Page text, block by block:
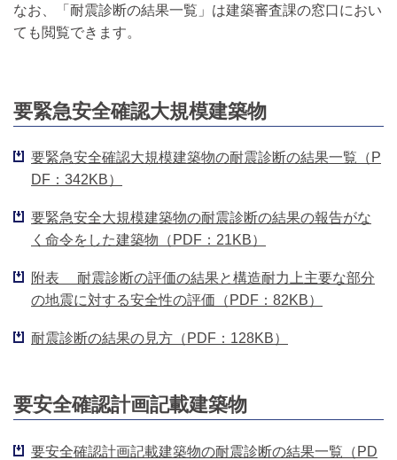
なお、「耐震診断の結果一覧」は建築審査課の窓口におい
ても閲覧できます。
要緊急安全確認大規模建築物
要緊急安全確認大規模建築物の耐震診断の結果一覧（P
DF：342KB）
要緊急安全大規模建築物の耐震診断の結果の報告がな
く命令をした建築物（PDF：21KB）
附表 耐震診断の評価の結果と構造耐力上主要な部分
の地震に対する安全性の評価（PDF：82KB）
耐震診断の結果の見方（PDF：128KB）
要安全確認計画記載建築物
要安全確認計画記載建築物の耐震診断の結果一覧（PD